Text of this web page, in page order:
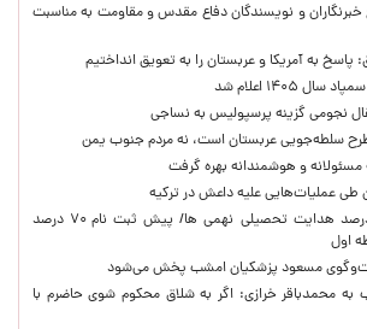
خبرنگاران و نویسندگان دفاع مقدس و مقاومت به مناسبت
پاسخ به آمریکا و عربستان را به تعویق انداختیم
۱۴۰۵ اعلام شد
نجومی گزینه پرسپولیس به نساجی
طرح سلطه‌جویی عربستان است، نه مردم جنوب یمن
مسئولانه و هوشمندانه بهره گرفت
صدور بیش از ۹۰ درصد هدایت تحصیلی نهمی ها/ پیش ثبت نام ۷۰ درصد
اول
مسعود پزشکیان امشب پخش می‌شود
به محمدباقر خرازی: اگر به شلاق محکوم شوی حاضرم با